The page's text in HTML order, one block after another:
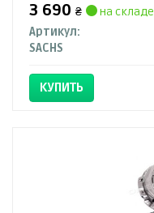
3 690 ₴
на складе
Артикул:
SACHS
КУПИТЬ